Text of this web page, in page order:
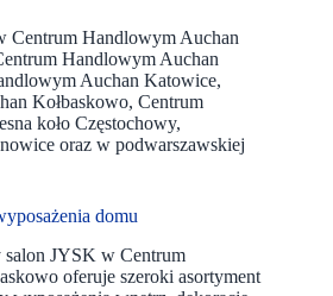
Centrum Handlowym Auchan
Handlowym Auchan
Auchan Katowice,
Kołbaskowo, Centrum
koło Częstochowy,
oraz w podwarszawskiej
domu
salon JYSK w Centrum
oferuje szeroki asortyment